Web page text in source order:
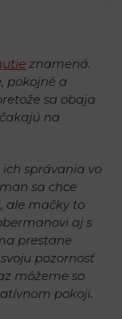
znamená.
pokojné a
sa obaja
na
správania vo
sa chce
ale mačky to
aj s
prestane
pozornosť
môžeme so
pokoji.